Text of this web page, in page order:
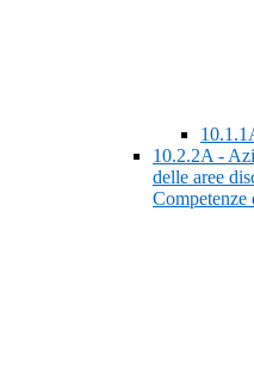
10.2.2A -
delle aree
Competenze